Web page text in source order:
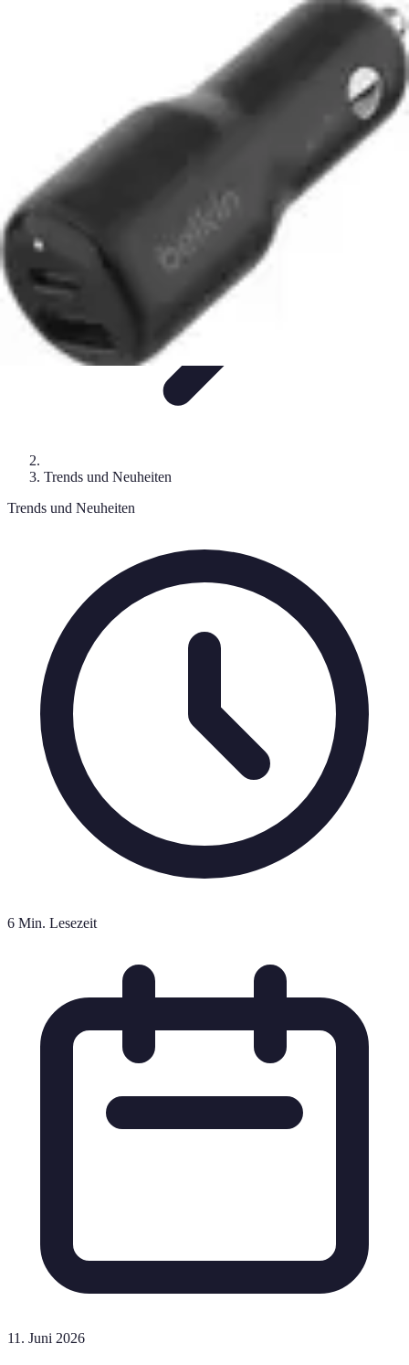
Technologie in der FreizeitApps und
Telekom und Freizeit
Trends und Neuheiten
Trends und Neuheiten
6 Min. Lesezeit
11. Juni 2026